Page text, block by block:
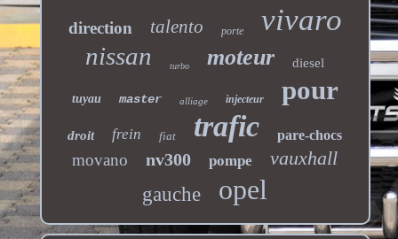
direction talento porte vivaro
nissan turbo moteur diesel
tuyau master alliage injecteur pour
droit frein fiat trafic pare-chocs
movano nv300 pompe
vauxhall
gauche
opel